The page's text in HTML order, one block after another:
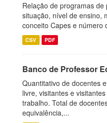
Relação de programas
situação, nível de ensino,
conceito Capes e número
CSV PDF
Banco de Professor
Quantitativo de docentes
livre, visitantes e
trabalho. Total de
equivalência,...